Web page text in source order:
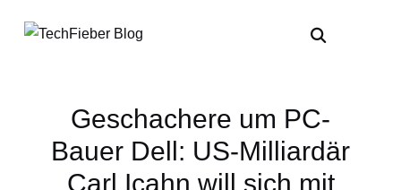
Geschachere um PC-
Bauer Dell: US-Milliardär
Carl Icahn will sich mit